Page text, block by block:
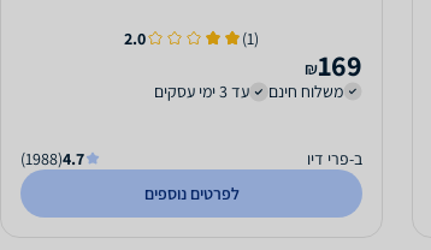
(1)
2.0
169
₪
משלוח חינם
עד 3 ימי עסקים
ב-פרי דיו 4.7
(1988)
לפרטים נוספים